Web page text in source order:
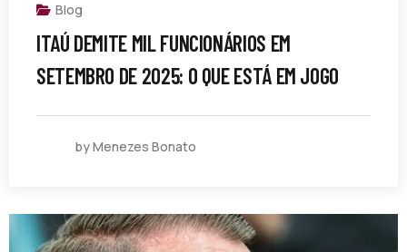
Blog
ITAÚ DEMITE MIL FUNCIONÁRIOS EM
SETEMBRO DE 2025: O QUE ESTÁ EM JOGO
by Menezes Bonato